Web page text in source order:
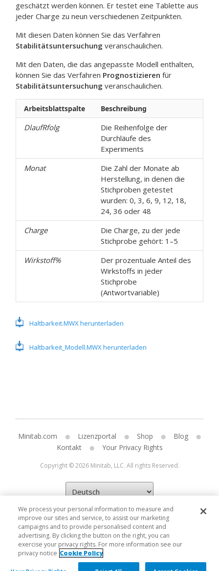
geschätzt werden können. Er testet eine Tablette aus
jeder Charge zu neun verschiedenen Zeitpunkten.
Mit diesen Daten können Sie das Verfahren
Stabilitätsuntersuchung veranschaulichen.
Mit den Daten, die das angepasste Modell enthalten,
können Sie das Verfahren Prognostizieren für
Stabilitätsuntersuchung veranschaulichen.
Arbeitsblattspalte Beschreibung
DlaufRfolg
Die Reihenfolge der
Durchläufe des
Experiments
Monat
Die Zahl der Monate ab
Herstellung, in denen die
Stichproben getestet
wurden: 0, 3, 6, 9, 12, 18,
24, 36 oder 48
Charge
Die Charge, zu der jede
Stichprobe gehört: 1–5
Wirkstoff%
Der prozentuale Anteil des
Wirkstoffs in jeder
Stichprobe
(Antwortvariable)
Haltbarkeit.MWX herunterladen
Haltbarkeit_Modell.MWX herunterladen
Minitab.com Lizenzportal Shop
Blog
Kontakt
Your Privacy Rights
Copyright © 2026 Minitab, LLC. All rights Reserved.
We process your personal information to measure and
improve our sites and service, to assist our marketing
campaigns and to provide personalised content and
advertising. By clicking the button on the right, you can
exercise your privacy rights. For more information see our
privacy notice Cookie Policy